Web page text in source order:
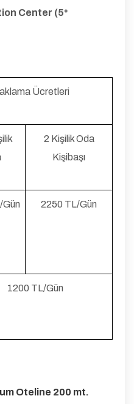
Center (5*
Ücretleri
2 Kişilik Oda
Kişibaşı
2250 TL/Gün
1200 TL/Gün
Oteline 200 mt.